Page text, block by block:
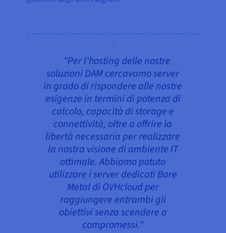
"Per l'hosting delle nostre
soluzioni DAM cercavamo server
in grado di rispondere alle nostre
esigenze in termini di potenza di
calcolo, capacità di storage e
connettività, oltre a offrire la
libertà necessaria per realizzare
la nostra visione di ambiente IT
ottimale. Abbiamo potuto
utilizzare i server dedicati Bare
Metal di OVHcloud per
raggiungere entrambi gli
obiettivi senza scendere a
compromessi."